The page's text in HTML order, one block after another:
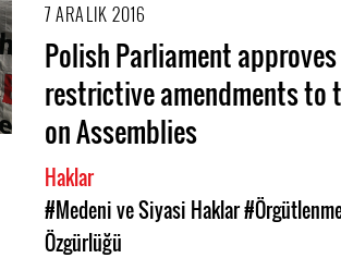
7 ARALIK 2016
Polish Parliament approves
restrictive amendments to
on Assemblies
Haklar
#Medeni ve Siyasi Haklar
Özgürlüğü